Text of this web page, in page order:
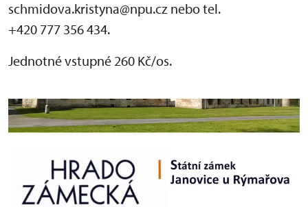
schmidova.kristyna@npu.cz nebo tel.
+420 777 356 434.
Jednotné vstupné 260 Kč/os.